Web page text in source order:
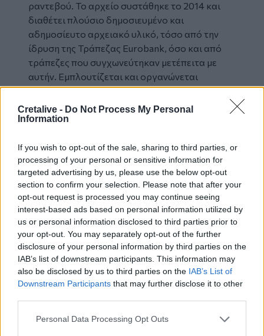
Cretalive - Do Not Process My Personal
Information
If you wish to opt-out of the sale, sharing to third parties, or
processing of your personal or sensitive information for
targeted advertising by us, please use the below opt-out
section to confirm your selection. Please note that after your
opt-out request is processed you may continue seeing
interest-based ads based on personal information utilized by
us or personal information disclosed to third parties prior to
your opt-out. You may separately opt-out of the further
disclosure of your personal information by third parties on the
IAB’s list of downstream participants. This information may
also be disclosed by us to third parties on the IAB’s List of
Downstream Participants that may further disclose it to other
Personal Data Processing Opt Outs
ραντεβού. Το αρχείο συστάθηκε το 2014 και
διαθέτει πλούσιο δημοσιευμένο και
αδημοσίευτο αρχειακό υλικό, τόσο από την
ίδρυση της Τράπεζας Eurobank, όσο και από
τράπεζες που συγχωνεύτηκαν μετέπειτα με
αυτήν. Εμπλουτίζεται και οργανώνεται
διαρκώς σύμφωνα με τα διεθνή αρχειονομικά
πρότυπα και την αξιοποίηση όλων των
σύγχρονων, ψηφιακών μέσων, συμβάλλοντας
μνήμης της οικονομικής ζωής της χώρας και του
Οργανισμού.
Το θεματικό video για την ιστορική πορεία της
Τράπεζας μπορείτε να δείτε στο
www.eurobank.gr._
Στην φωτογραφία εξωφύλλου (διακρίνονται
από αριστερά προς τα δεξιά):Ο πρώην
Διευθύνων Σύμβουλος της Eurobank,
κ.Νικόλαος Νανόπουλος, ο Διοικητής της
Τράπεζας της Ελλάδος, κ.Γιάννης
Στουρνάρας, o Διευθύνων Σύμβουλος της